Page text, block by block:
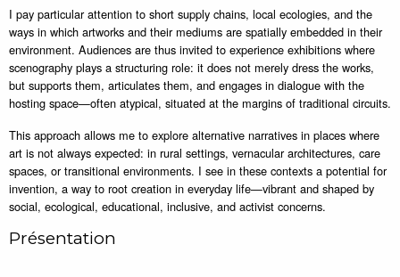
I pay particular attention to short supply chains, local ecologies, and the
ways in which artworks and their mediums are spatially embedded in their
environment. Audiences are thus invited to experience exhibitions where
scenography plays a structuring role: it does not merely dress the works,
but supports them, articulates them, and engages in dialogue with the
hosting space—often atypical, situated at the margins of traditional circuits.
This approach allows me to explore alternative narratives in places where
art is not always expected: in rural settings, vernacular architectures, care
spaces, or transitional environments. I see in these contexts a potential for
invention, a way to root creation in everyday life—vibrant and shaped by
social, ecological, educational, inclusive, and activist concerns.
Présentation